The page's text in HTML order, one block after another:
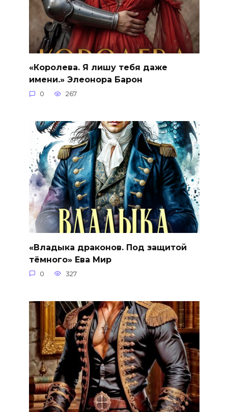
«Королева. Я лишу тебя даже
имени.» Элеонора Барон
0 267
«Владыка драконов. Под защитой
тёмного» Ева Мир
0 327